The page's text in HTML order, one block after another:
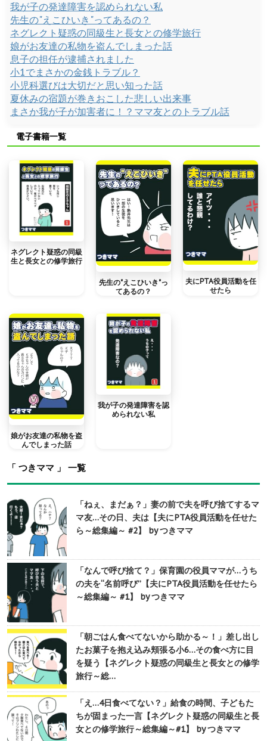
我が子の発達障害を認められない私
先生の"えこひいき"ってあるの？
ネグレクト疑惑の同級生と長女との修学旅行
娘がお友達の私物を盗んでしまった話
息子の担任が逮捕されました
小1でまさかの金銭トラブル？
小児科選びは大切だと思い知った話
夏休みの宿題が巻きおこした悲しい出来事
まさか我が子が加害者に！？ママ友とのトラブル話
電子書籍一覧
ネグレクト疑惑の同級
生と長女との修学旅行
先生の"えこひいき"っ
てあるの？
夫にPTA役員活動を任
せたら
娘がお友達の私物を盗
んでしまった話
我が子の発達障害を認
められない私
「 つきママ 」 一覧
「ねぇ、まだぁ？」妻の前で夫を呼び捨てするマ
マ友…その日、夫は【夫にPTA役員活動を任せた
ら～総集編～ #2】 by つきママ
「なんで呼び捨て？」保育園の役員ママが…うち
の夫を“名前呼び”【夫にPTA役員活動を任せたら
～総集編～ #1】 by つきママ
「朝ごはん食べてないから助かる～！」差し出し
たお菓子を抱え込み頬張る小6…その食べ方に目
を疑う【ネグレクト疑惑の同級生と長女との修学
旅行～総…
「え…4日食べてない？」給食の時間、子どもた
ちが固まった一言【ネグレクト疑惑の同級生と長
女との修学旅行～総集編～#1】 by つきママ